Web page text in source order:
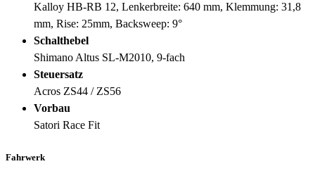
Kalloy HB-RB 12, Lenkerbreite: 640 mm, Klemmung: 31,8
mm, Rise: 25mm, Backsweep: 9°
Schalthebel
Shimano Altus SL-M2010, 9-fach
Steuersatz
Acros ZS44 / ZS56
Vorbau
Satori Race Fit
Fahrwerk